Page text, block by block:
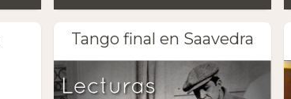
Tango final en Saavedra